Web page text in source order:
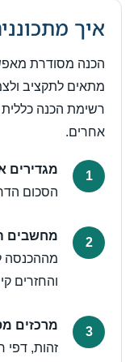
איך
הכנה מסודרת
מתאים לתקציב
רשימת הכנה
אחרים.
מגדירים
הסכום
מחשבים
מההכנסה
והחזרים
מרכזים
זהות, דפי